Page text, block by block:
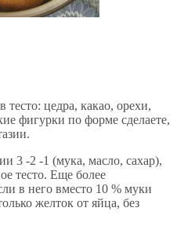
цедра, какао, орехи,
фигурки по форме сделаете,
3 -2 -1 (мука, масло, сахар),
тесто. Еще более
в него вместо 10 % муки
желток от яйца, без